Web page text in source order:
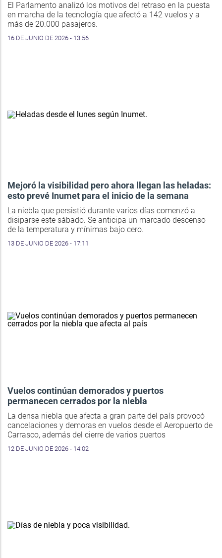
El Parlamento analizó los motivos del retraso en la puesta
en marcha de la tecnología que afectó a 142 vuelos y a
más de 20.000 pasajeros.
16 DE JUNIO DE 2026 - 13:56
Mejoró la visibilidad pero ahora llegan las heladas:
esto prevé Inumet para el inicio de la semana
La niebla que persistió durante varios días comenzó a
disiparse este sábado. Se anticipa un marcado descenso
de la temperatura y mínimas bajo cero.
13 DE JUNIO DE 2026 - 17:11
Vuelos continúan demorados y puertos
permanecen cerrados por la niebla
La densa niebla que afecta a gran parte del país provocó
cancelaciones y demoras en vuelos desde el Aeropuerto de
Carrasco, además del cierre de varios puertos
12 DE JUNIO DE 2026 - 14:02